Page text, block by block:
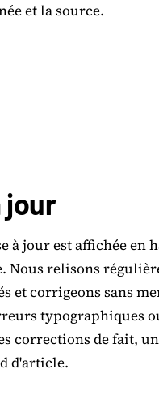
et la source.
jour
à jour est affichée en
Nous relisons
et corrigeons sans
typographiques
corrections de fait,
d'article.